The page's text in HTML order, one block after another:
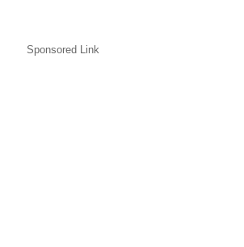
Sponsored Link